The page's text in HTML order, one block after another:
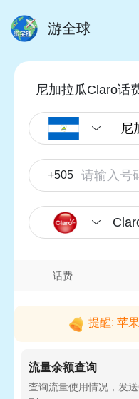
游全球
尼加拉瓜Claro话
+505
话费
提醒: 苹
流量余额查询
查询流量使用情况，发